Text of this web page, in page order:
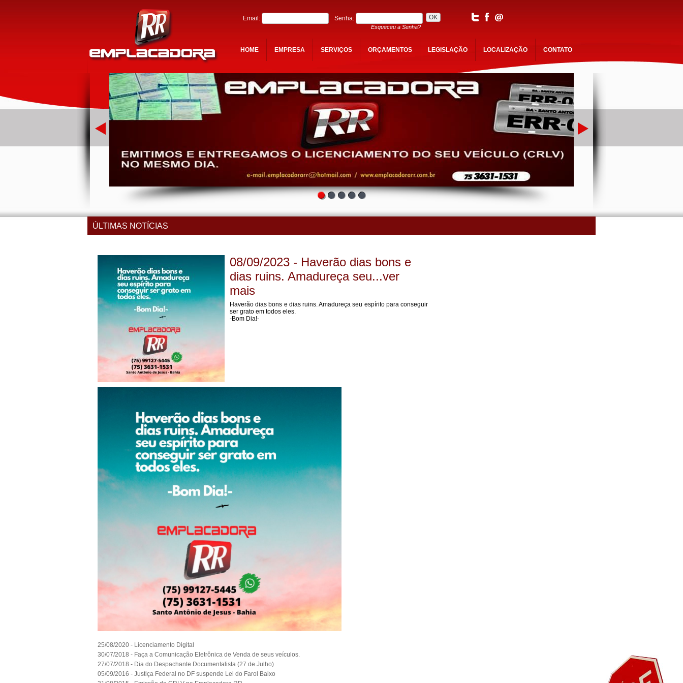
Email: Senha:
Esqueceu a Senha?
HOME EMPRESA SERVIÇOS ORÇAMENTOS LEGISLAÇÃO LOCALIZAÇÃO CONTATO
ÚLTIMAS NOTÍCIAS
08/09/2023 - Haverão dias bons e
dias ruins. Amadureça seu...ver
mais
Haverão dias bons e dias ruins. Amadureça seu espírito para conseguir
ser grato em todos eles.
-Bom Dia!-
25/08/2020 - Licenciamento Digital
30/07/2018 - Faça a Comunicação Eletrônica de Venda de seus veículos.
27/07/2018 - Dia do Despachante Documentalista (27 de Julho)
05/09/2016 - Justiça Federal no DF suspende Lei do Farol Baixo